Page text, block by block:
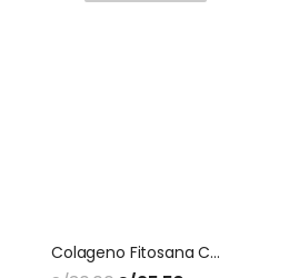
Colageno Fitosana Con Cafe